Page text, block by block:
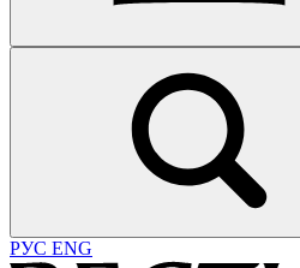
РУС ENG